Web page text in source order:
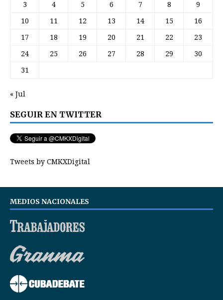
3 4 5 6 7 8 9
10 11 12 13 14 15 16
17 18 19 20 21 22 23
24 25 26 27 28 29 30
31
« Jul
SEGUIR EN TWITTER
Tweets by CMKXDigital
MEDIOS NACIONALES